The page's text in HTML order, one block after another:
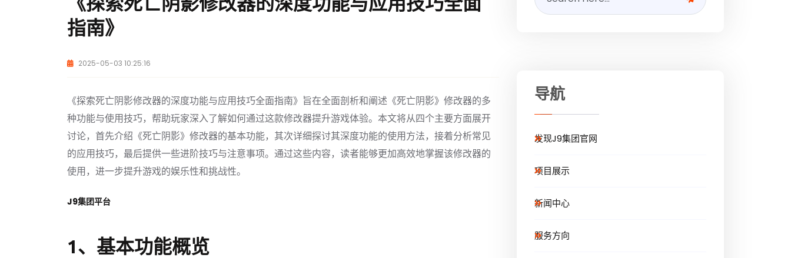
指南》
2025-05-03 10:25:16
《探索死亡阴影修改器的深度功能与应用技巧全面指南》旨在全面剖析和阐述《死亡阴影》修改器的多
种功能与使用技巧，帮助玩家深入了解如何通过这款修改器提升游戏体验。本文将从四个主要方面展开
讨论，首先介绍《死亡阴影》修改器的基本功能，其次详细探讨其深度功能的使用方法，接着分析常见
的应用技巧，最后提供一些进阶技巧与注意事项。通过这些内容，读者能够更加高效地掌握该修改器的
使用，进一步提升游戏的娱乐性和挑战性。
J9集团平台
1、基本功能概览
导航
发现J9集团官网
项目展示
新闻中心
服务方向